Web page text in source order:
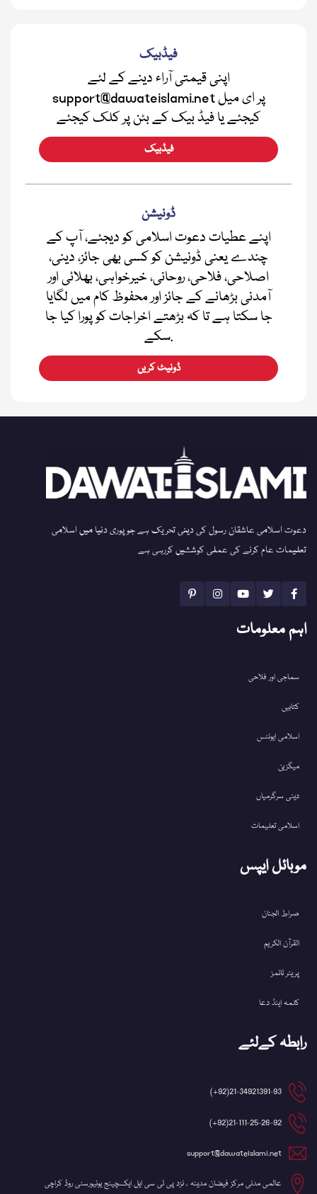
فیڈبیک
اپنی قیمتی آراء دینے کے لئے
support@dawateislami.net پر ای میل
کیجئے یا فیڈ بیک کے بٹن پر کلک کیجئے
فیڈبیک
ڈونیشن
اپنے عطیات دعوت اسلامی کو دیجئے، آپ کے
چندے یعنی ڈونیشن کو کسی بھی جائز، دینی،
اصلاحی، فلاحی، روحانی، خیرخواہی، بھلائی اور
آمدنی بڑھانے کے جائز اور محفوظ کام میں لگایا
جا سکتا ہے تا کہ بڑھتے اخراجات کو پورا کیا جا
سکے.
ڈونیٹ کریں
دعوت اسلامی عاشقان رسول کی دینی تحریک ہے جو پوری دنیا میں اسلامی
تعلیمات عام کرنے کی عملی کوششیں کررہی ہے
اہم معلومات
سماجی اور فلاحی
کتابیں
اسلامی ایونٹس
میگزین
دینی سرگرمیاں
اسلامی تعلیمات
موبائل ایپس
صراط الجنان
القرآن الکریم
پریئر ٹائمز
کلمہ اینڈ دعا
رابطہ کےلئے
21-34921391-93(92+)
21-111-25-26-92(92+)
support@dawateislami.net
عالمی مدنی مرکز فیضان مدینہ ، نزد پی ٹی سی ایل ایکسچینج یونیورسٹی روڈ کراچی